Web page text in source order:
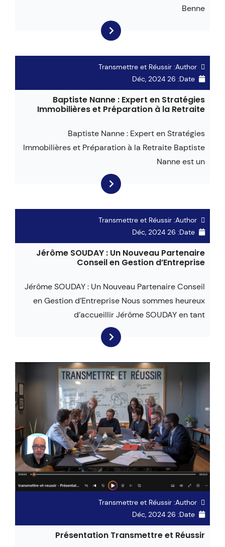
Benne
Transmettre et Réussir
26 Déc, 2024
Baptiste Nanne : Expert en Stratégies
Immobilières et Préparation à la Retraite
Baptiste Nanne : Expert en Stratégies
Immobilières et Préparation à la Retraite Baptiste
Nanne est un
Transmettre et Réussir
26 Déc, 2024
Jérôme SOUDAY : Un Nouveau Partenaire
Conseil en Gestion d’Entreprise
Jérôme SOUDAY : Un Nouveau Partenaire Conseil
en Gestion d’Entreprise Nous sommes heureux
d’accueillir Jérôme SOUDAY en tant
Transmettre et Réussir
26 Déc, 2024
Présentation Transmettre et Réussir